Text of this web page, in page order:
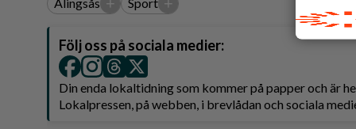
Följ oss på sociala medier:
Din enda lokaltidning som kommer på papper och är
Lokalpressen, på webben, i brevlådan och sociala